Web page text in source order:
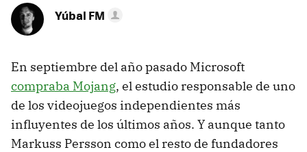
Yúbal FM
En septiembre del año pasado Microsoft
compraba Mojang, el estudio responsable de uno
de los videojuegos independientes más
influyentes de los últimos años. Y aunque tanto
Markuss Persson como el resto de fundadores